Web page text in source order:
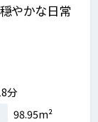
やかな日常
分
98.95m²